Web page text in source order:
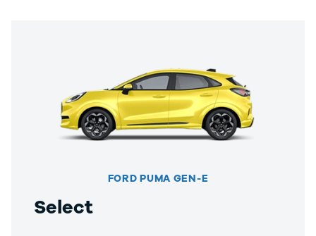
SUV
Crossover
Stationcar
Hatchback
Sedan
biler
FORD PUMA GEN-E
Select